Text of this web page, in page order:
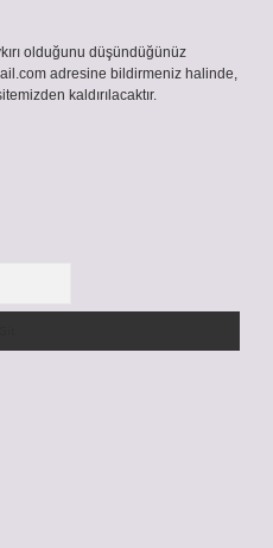
olduğunu düşündüğünüz
adresine bildirmeniz halinde,
kaldırılacaktır.